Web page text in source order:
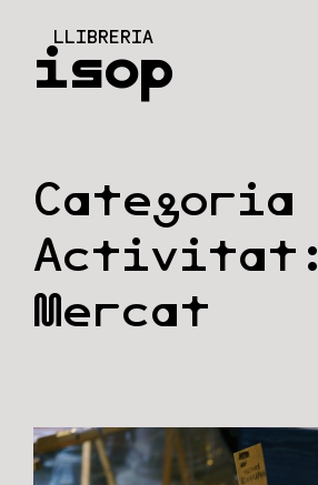
contingut
isop
LLIBRERIA
Categoria
Activitat:
Mercat